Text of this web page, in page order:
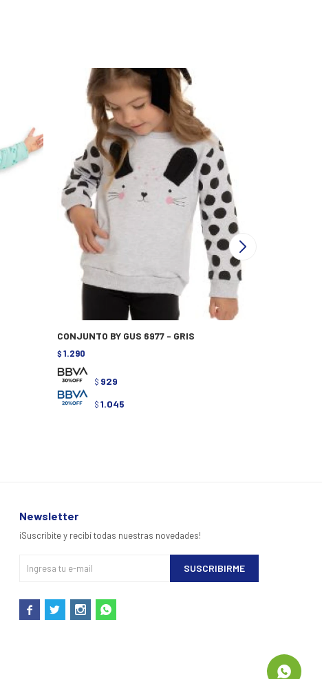
CONJUNTO BY GUS 6977 - GRIS
$ 1.290
$ 929
$ 1.045
Newsletter
¡Suscribite y recibí todas nuestras novedades!
SUSCRIBIRME
   